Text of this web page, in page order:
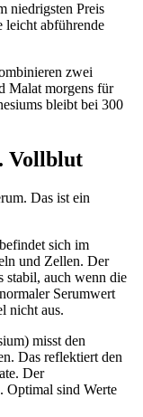
niedrigsten Preis
leicht abführende
zwei
Malat morgens für
bleibt bei 300
Vollblut
Das ist ein
sich im
und Zellen. Der
stabil, auch wenn die
Serumwert
nicht aus.
misst den
Das reflektiert den
Der
Optimal sind Werte